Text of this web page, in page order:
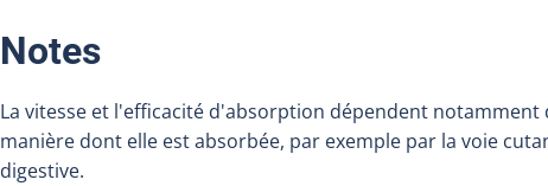
Notes:
La vitesse et l'efficacité d'absorption dépendent notamment
manière dont elle est absorbée, par exemple par la voie
digestive.